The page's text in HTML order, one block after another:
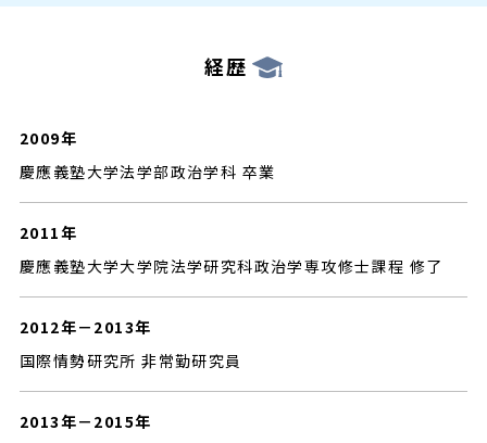
経歴
2009年
慶應義塾大学法学部政治学科 卒業
2011年
慶應義塾大学大学院法学研究科政治学専攻修士課程 修了
2012年－2013年
国際情勢研究所 非常勤研究員
2013年－2015年